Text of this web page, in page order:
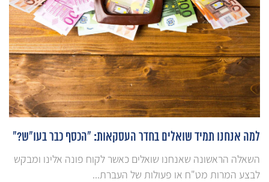
למה אנחנו תמיד שואלים בחדר העסקאות: "הכסף כבר בעו"ש?"
השאלה הראשונה שאנחנו שואלים כאשר לקוח פונה אלינו ומבקש
לבצע המרות מט"ח או פעולות של העברת...